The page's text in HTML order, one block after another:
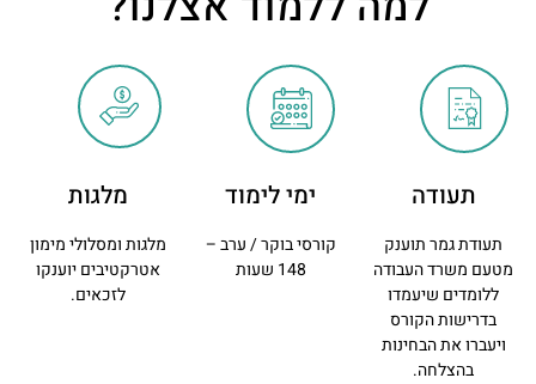
תעודה
תעודת גמר תוענק
מטעם משרד העבודה
ללומדים שיעמדו
בדרישות הקורס
ויעברו את הבחינות
בהצלחה.
ימי לימוד
קורסי בוקר / ערב –
148 שעות
מלגות
מלגות ומסלולי מימון
אטרקטיבים יוענקו
לזכאים.